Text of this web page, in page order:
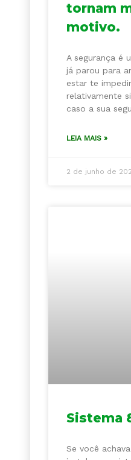
tornam
motivo.
A segurança é
já parou para
estar te
relativamente
caso a sua
LEIA MAIS »
2 de junho de
Sistema
Se você